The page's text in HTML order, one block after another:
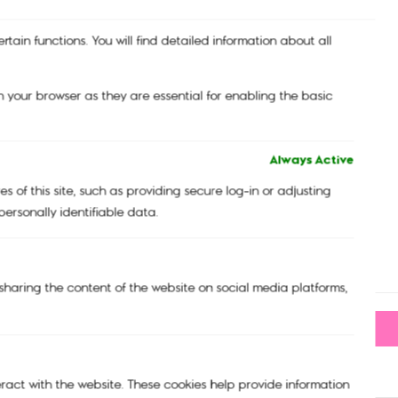
functions. You will find detailed information about all
browser as they are essential for enabling the basic
Always Active
of this site, such as providing secure log-in or adjusting
identifiable data.
the content of the website on social media platforms,
with the website. These cookies help provide information